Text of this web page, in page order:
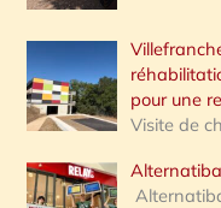
pour une
Visite de